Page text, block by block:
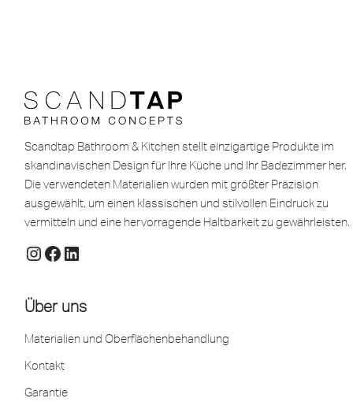
Scandtap Bathroom & Kitchen stellt einzigartige Produkte im
skandinavischen Design für Ihre Küche und Ihr Badezimmer her.
Die verwendeten Materialien wurden mit größter Präzision
ausgewählt, um einen klassischen und stilvollen Eindruck zu
vermitteln und eine hervorragende Haltbarkeit zu gewährleisten.
Über uns
Materialien und Oberflächenbehandlung
Kontakt
Garantie